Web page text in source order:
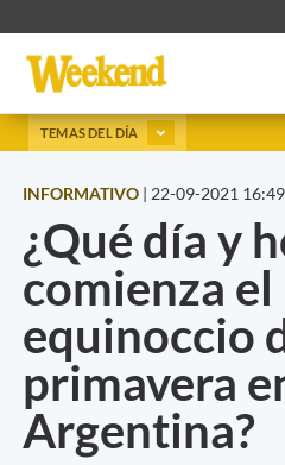
TEMAS DEL DÍA
INFORMATIVO | 22-09-2021 16:49
¿Qué día y
comienza el
equinoccio
primavera
Argentina?